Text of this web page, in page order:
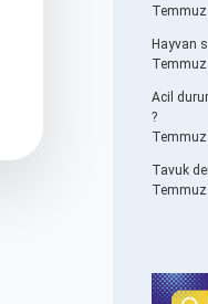
Hayvan
Acil
?
Tavuk